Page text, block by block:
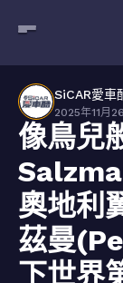
SiCAR愛車
2025年11月
像鳥兒
奧地利
茲曼
下世界